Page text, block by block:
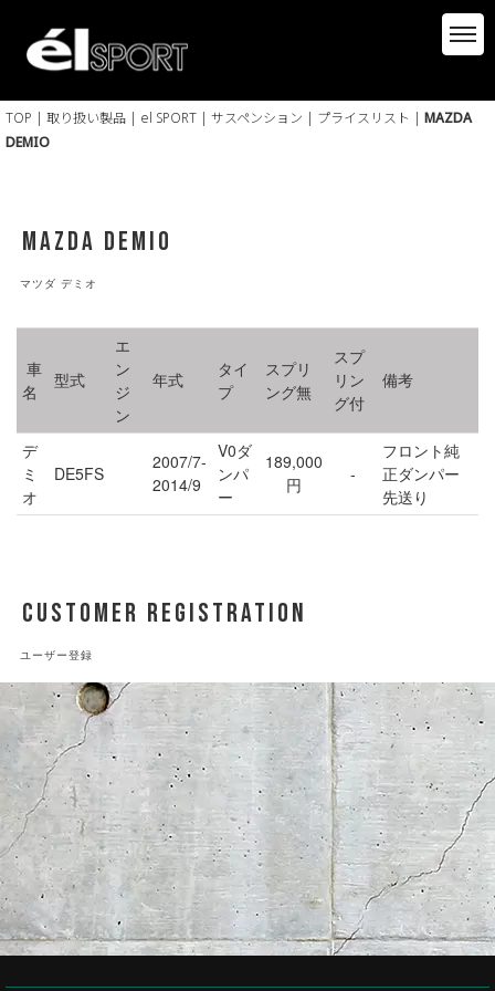
TOP | 取り扱い製品 | el SPORT | サスペンション | プライスリスト | MAZDA
DEMIO
MAZDA DEMIO
マツダ デミオ
車
名
型式
エ
ン
ジ
ン
年式
タイ
プ
スプリ
ング無
スプ
リン
グ付
備考
デ
ミ
オ
DE5FS
2007/7-
2014/9
V0ダ
ンパ
ー
189,000
円
-
フロント純
正ダンパー
先送り
CUSTOMER REGISTRATION
ユーザー登録